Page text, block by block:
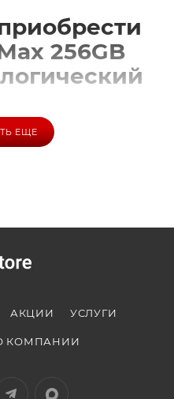
256GB
подойдет тем, кто
который
ЕЩЕ
АКЦИИ УСЛУГИ
КОМПАНИИ